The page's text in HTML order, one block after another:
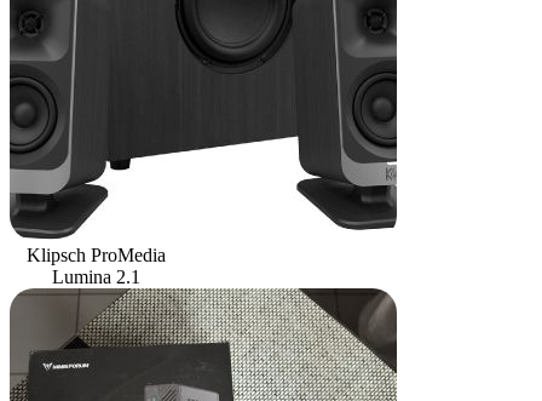
Klipsch ProMedia
Lumina 2.1